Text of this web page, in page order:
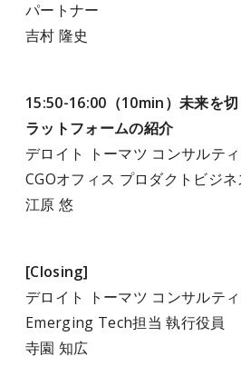
パートナー
吉村 隆史
15:50-16:00（10min）未来を
ラットフォームの紹介
デロイト トーマツ コンサルテ
CGOオフィス プロダクトビジ
江原 悠
[Closing]
デロイト トーマツ コンサルテ
Emerging Tech担当 執行役員
寺園 知広